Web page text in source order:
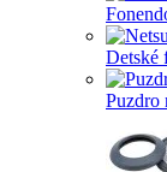
Detské
Puzdro